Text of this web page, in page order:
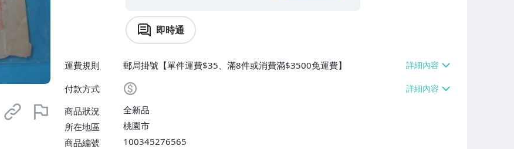
即時通
運費規則
郵局掛號【單件運費$35、滿8件或消費滿$3500免運費】
付款方式
商品狀況
全新品
所在地區
桃園市
商品編號
100345276565